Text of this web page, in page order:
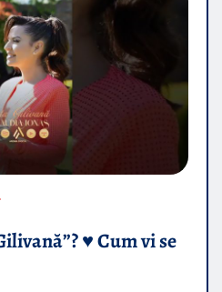
♥️ Cum vi se